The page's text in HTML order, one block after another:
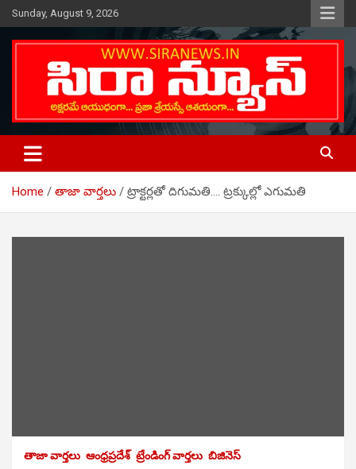
Skip
to
content
Sunday, August 9, 2026
SIRA NEWS
Telugu Online News Daily
Home తాజా వార్తలు ట్రాక్టర్లతో దిగుమతి…. ట్రక్కుల్లో ఎగుమతి
తాజా వార్తలు ఆంధ్రప్రదేశ్ ట్రేండింగ్ వార్తలు బిజినెస్